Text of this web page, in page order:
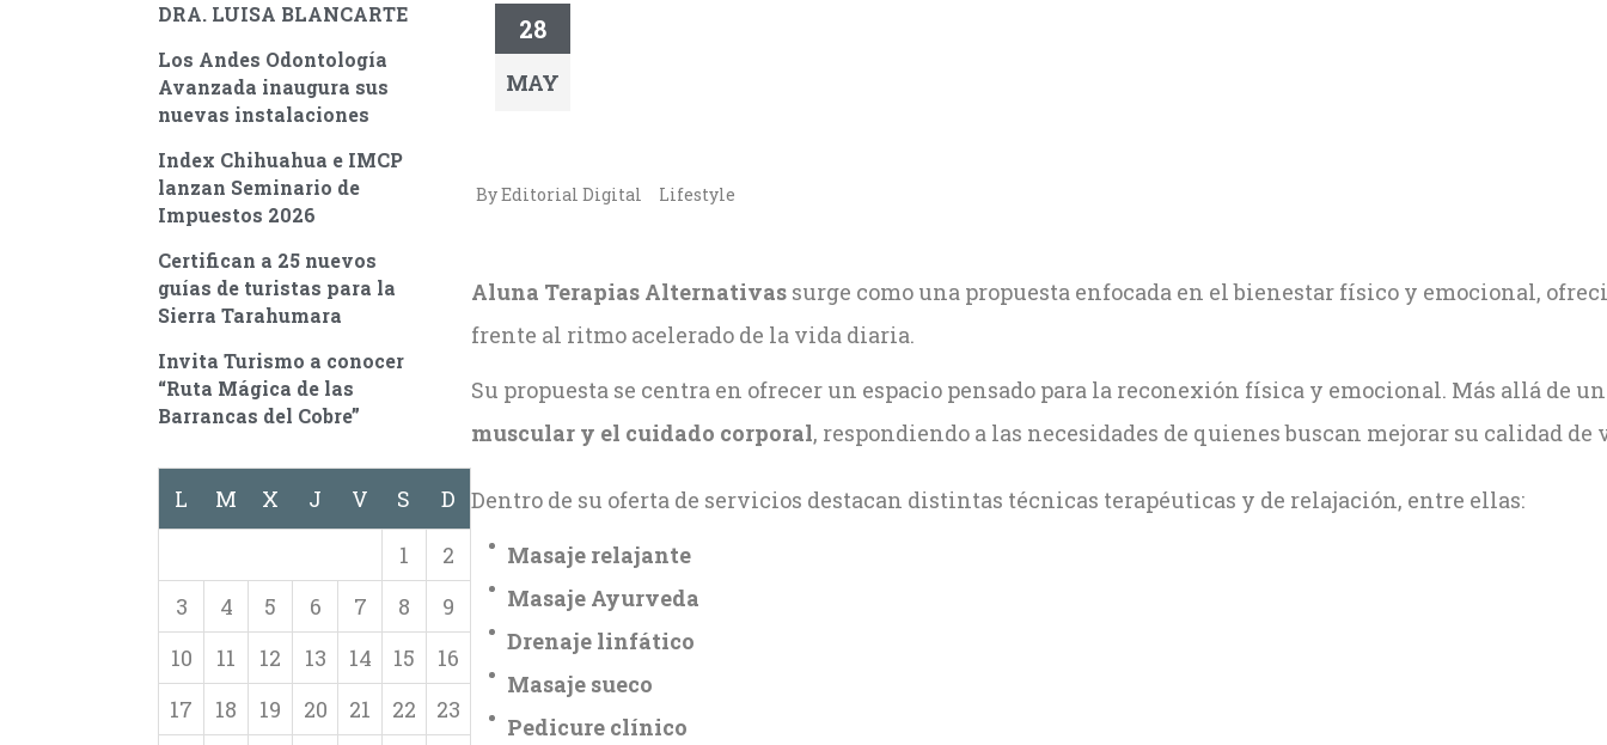
DRA. LUISA BLANCARTE
Los Andes Odontología
Avanzada inaugura sus
nuevas instalaciones
Index Chihuahua e IMCP
lanzan Seminario de
Impuestos 2026
Certifican a 25 nuevos
guías de turistas para la
Sierra Tarahumara
Invita Turismo a conocer
“Ruta Mágica de las
Barrancas del Cobre”
L M X J V S
D
1
2
3
4 5 6 7 8
9
10
11 12 13 14 15
16
17
18 19 20 21 22
23
28
MAY
By Editorial Digital Lifestyle
Aluna Terapias Alternativas surge como una propuesta enfocada en el bienestar físico y emocional,
frente al ritmo acelerado de la vida diaria.
Su propuesta se centra en ofrecer un espacio pensado para la reconexión física y emocional. Más allá de
muscular y el cuidado corporal, respondiendo a las necesidades de quienes buscan mejorar su calidad
Dentro de su oferta de servicios destacan distintas técnicas terapéuticas y de relajación, entre ellas:
Masaje relajante
Masaje Ayurveda
Drenaje linfático
Masaje sueco
Pedicure clínico